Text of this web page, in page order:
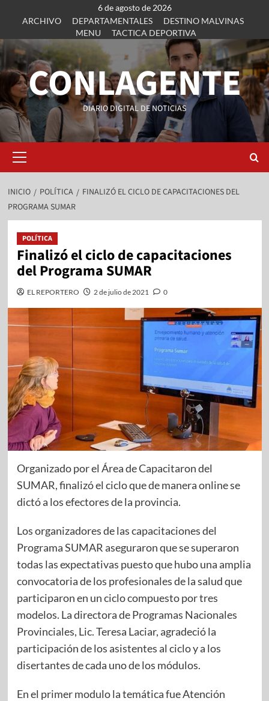
6 de agosto de 2026
ARCHIVO
DEPARTAMENTALES
DESTINO MALVINAS
MENU
TACTICA DEPORTIVA
CONLAGENTE
DIARIO DIGITAL DE NOTICIAS
INICIO POLÍTICA
FINALIZÓ EL CICLO DE CAPACITACIONES DEL
PROGRAMA SUMAR
POLÍTICA
Finalizó el ciclo de capacitaciones
del Programa SUMAR
EL REPORTERO 2 de julio de 2021 0
Organizado por el Área de Capacitaron del
SUMAR, finalizó el ciclo que de manera online se
dictó a los efectores de la provincia.
Los organizadores de las capacitaciones del
Programa SUMAR aseguraron que se superaron
todas las expectativas puesto que hubo una amplia
convocatoria de los profesionales de la salud que
participaron en un ciclo compuesto por tres
modelos. La directora de Programas Nacionales
Provinciales, Lic. Teresa Laciar, agradeció la
participación de los asistentes al ciclo y a los
disertantes de cada uno de los módulos.
En el primer modulo la temática fue Atención